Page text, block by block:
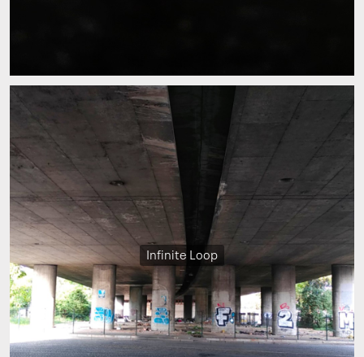
Infinite Loop